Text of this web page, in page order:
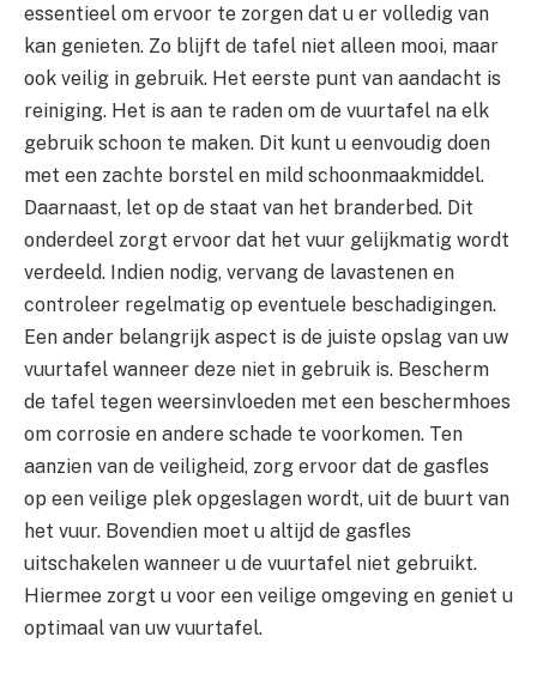
essentieel om ervoor te zorgen dat u er volledig van
kan genieten. Zo blijft de tafel niet alleen mooi, maar
ook veilig in gebruik. Het eerste punt van aandacht is
reiniging. Het is aan te raden om de vuurtafel na elk
gebruik schoon te maken. Dit kunt u eenvoudig doen
met een zachte borstel en mild schoonmaakmiddel.
Daarnaast, let op de staat van het branderbed. Dit
onderdeel zorgt ervoor dat het vuur gelijkmatig wordt
verdeeld. Indien nodig, vervang de lavastenen en
controleer regelmatig op eventuele beschadigingen.
Een ander belangrijk aspect is de juiste opslag van uw
vuurtafel wanneer deze niet in gebruik is. Bescherm
de tafel tegen weersinvloeden met een beschermhoes
om corrosie en andere schade te voorkomen. Ten
aanzien van de veiligheid, zorg ervoor dat de gasfles
op een veilige plek opgeslagen wordt, uit de buurt van
het vuur. Bovendien moet u altijd de gasfles
uitschakelen wanneer u de vuurtafel niet gebruikt.
Hiermee zorgt u voor een veilige omgeving en geniet u
optimaal van uw vuurtafel.